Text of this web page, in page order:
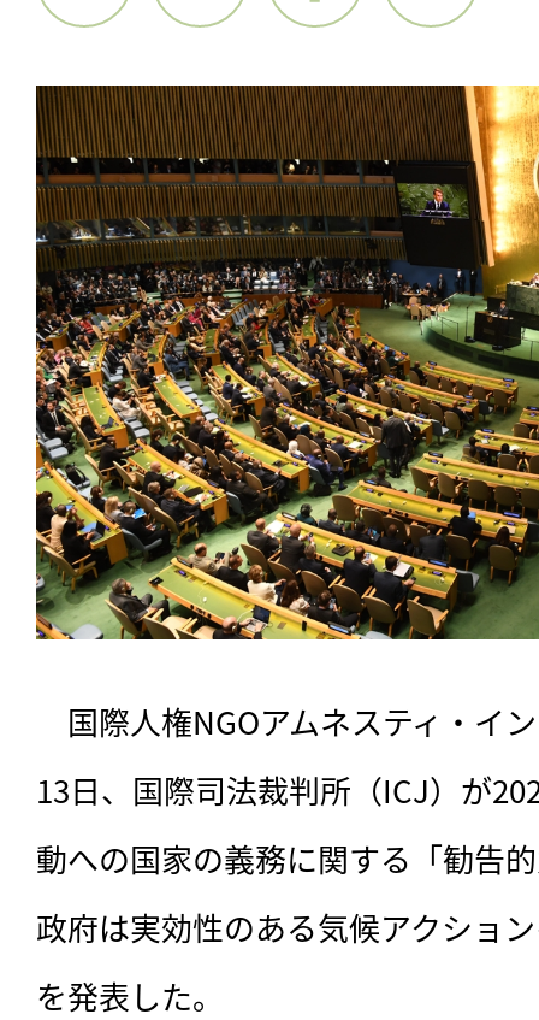
国際人権NGOアムネスティ・イ
13日、国際司法裁判所（ICJ）が
動への国家の義務に関する「勧告
政府は実効性のある気候アクショ
を発表した。